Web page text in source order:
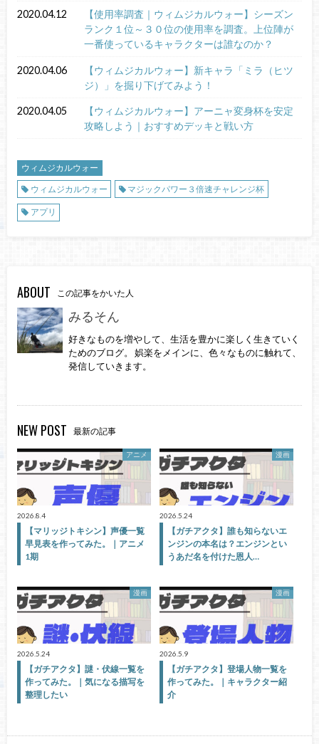
2020.04.12
【使用率調査｜ウィムジカルウォー】シーズン
ランク１位～３０位の使用率を調査。上位陣が
一番使っているキャラクターは誰なのか？
2020.04.06
【ウィムジカルウォー】新キャラ「ミラ（ヒツ
ジ）」を掘り下げてみよう！
2020.04.05
【ウィムジカルウォー】アーニャ変身杯を安定
攻略しよう｜おすすめデッキと戦い方
ウィムジカルウォー
ウィムジカルウォー
マジックパワー３倍速チャレンジ杯
アプリ
ABOUT この記事をかいた人
みるそん
好きなものを増やして、生活を豊かに楽しく生きていく
ためのブログ。 娯楽をメインに、色々なものに触れて、
発信していきます。
NEW POST 最新の記事
アニメ
2026.8.4
【マリッジトキシン】声優一覧
早見表を作ってみた。｜アニメ
1期
漫画
2026.5.24
【ガチアクタ】誰も知らないエ
ンジンの本名は？エンジンとい
うあだ名を付けた恩人…
漫画
2026.5.24
【ガチアクタ】謎・伏線一覧を
作ってみた。｜気になる描写を
整理したい
漫画
2026.5.9
【ガチアクタ】登場人物一覧を
作ってみた。｜キャラクター紹
介